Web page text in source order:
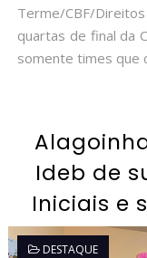
Terme/CBF/
quartas de final da
somente times que
Ideb de
Iniciais e
DESTAQUE